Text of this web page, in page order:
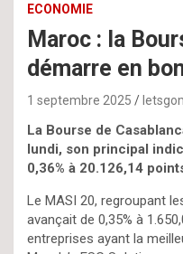
ECONOMIE
Maroc : la
démarre en
1 septembre 2025
La Bourse de
lundi, son principal
0,36% à 20.126,14
Le MASI 20, regroupant
avançait de 0,35% à
entreprises ayant la